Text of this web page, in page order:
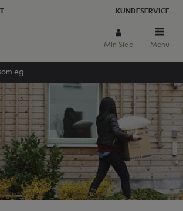
KUNDESERVICE
Menu
Min Side